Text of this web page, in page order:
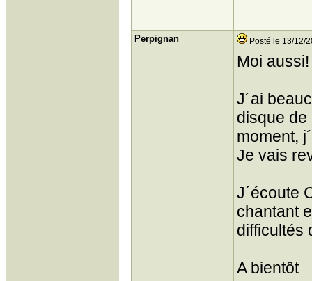
Perpignan Posté le 13/12/
Moi aussi!
J´ai
disque de
moment,
Je vais
J´écoute
chantant
difficultés
A bientôt